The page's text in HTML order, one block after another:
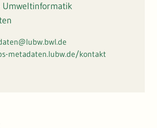
metadaten.lubw.de/kontakt